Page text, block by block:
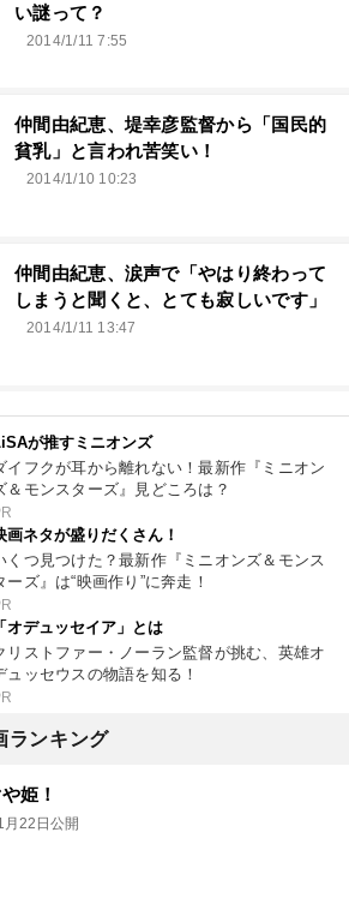
い謎って？
2014/1/11 7:55
仲間由紀恵、堤幸彦監督から「国民的
貧乳」と言われ苦笑い！
2014/1/10 10:23
仲間由紀恵、涙声で「やはり終わって
しまうと聞くと、とても寂しいです」
2014/1/11 13:47
が推すミニオンズ
イフクが耳から離れない！最新作『ミニオン
＆モンスターズ』見どころは？
画ネタが盛りだくさん！
くつ見つけた？最新作『ミニオンズ＆モンス
ーズ』は“映画作り”に奔走！
「オデュッセイア」とは
リストファー・ノーラン監督が挑む、英雄オ
ュッセウスの物語を知る！
ランキング
姫！
月22日公開